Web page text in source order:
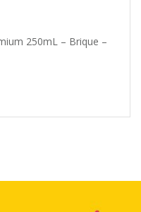
250mL – Brique –